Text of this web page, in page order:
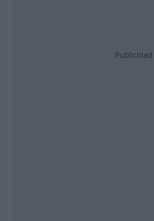
Publicidad